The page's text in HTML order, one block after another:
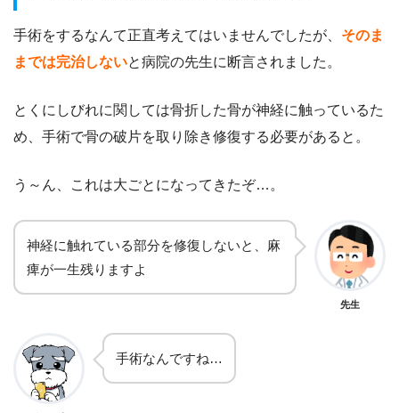
手術をするなんて正直考えてはいませんでしたが、 そのま
までは完治しないと病院の先生に断言されました。
とくにしびれに関しては骨折した骨が神経に触っているた
め、手術で骨の破片を取り除き修復する必要があると。
う～ん、これは大ごとになってきたぞ…。
神経に触れている部分を修復しないと、麻
痺が一生残りますよ
先生
手術なんですね…